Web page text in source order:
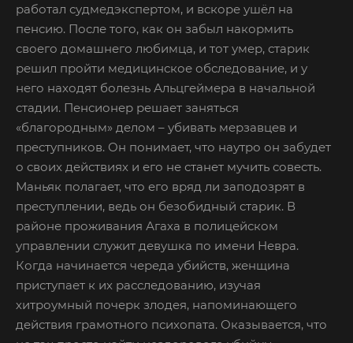
работал судмедэкспертом, и вскоре ушёл на
пенсию. После того, как он забыл накормить
своего домашнего любимца, и тот умер, старик
решил пройти медицинское обследование, и у
него находят болезнь Альцгеймера в начальной
стадии. Пенсионер решает заняться
«благородным» делом – убивать мерзавцев и
преступников. Он понимает, что наутро он забудет
о своих действиях и его не станет мучить совесть.
Маньяк полагает, что его вряд ли заподозрят в
преступлении, ведь он безобидный старик. В
районе проживания Агаха в полицейском
управлении служит девушка по имени Невра.
Когда начинается череда убийств, женщина
приступает к их расследованию, изучая
хитроумный почерк злодея, напоминающего
действия грамотного психопата. Оказывается, что